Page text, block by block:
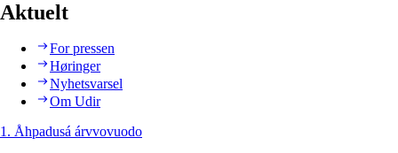
Aktuelt
For pressen
Høringer
Nyhetsvarsel
Om Udir
1. Åhpadusá árvvovuodo